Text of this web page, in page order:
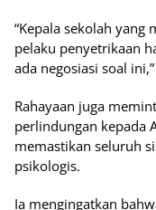
“Kepala sekolah
pelaku penyetrikaan
ada negosiasi soal
Rahayaan juga
perlindungan kepada
memastikan seluruh
psikologis.
Ia mengingatkan